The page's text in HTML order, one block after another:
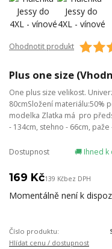
Ohodnotit produkt
Plus one size
One plus size velikost.
80cmSložení materiálu:50%
modelka Zlatka má pro
- 134cm, stehno - 66cm, paže
Dostupnost 🚚 Ihned
169 Kč139 Kčbez DPH
Momentálně není k
Číslo produktu:
Hlídat cenu / dostupnost